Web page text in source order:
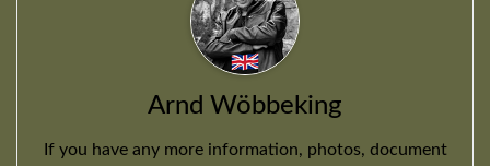
Arnd Wöbbeking
If you have any more information, photos, document